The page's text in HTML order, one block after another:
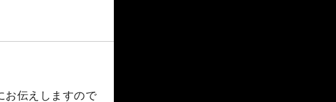
お伝えしますので